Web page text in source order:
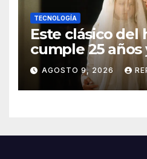
TECNOLOGÍA
Este clásico del
cumple 25 años
siendo
puedes ver en
AGOSTO 9, 2026